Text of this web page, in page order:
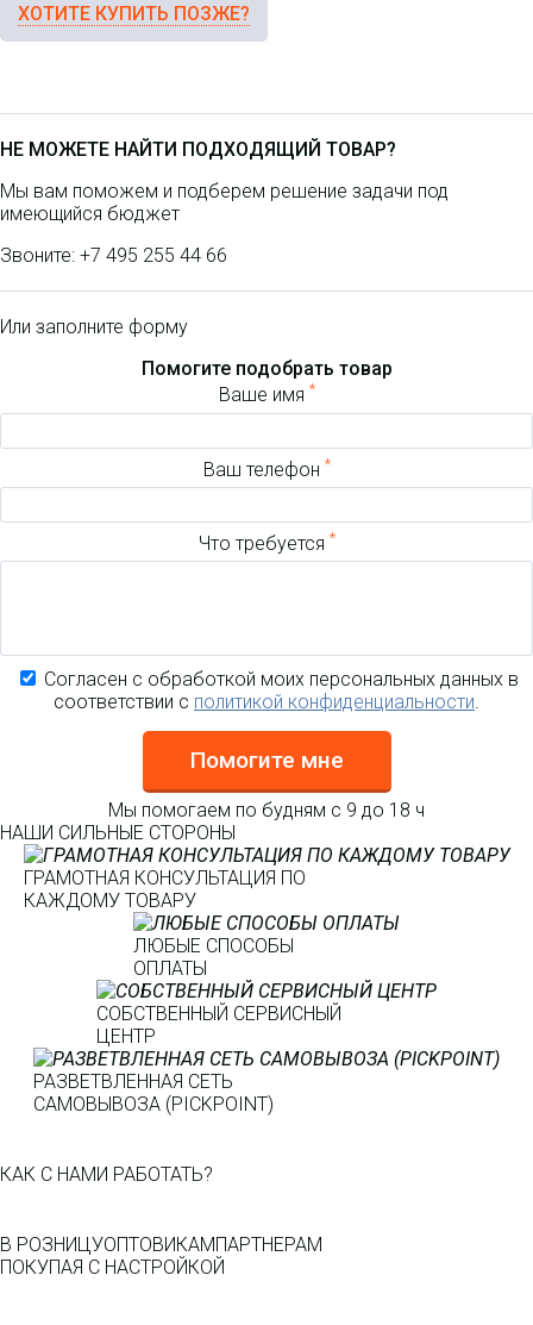
ХОТИТЕ КУПИТЬ ПОЗЖЕ?
НЕ МОЖЕТЕ НАЙТИ ПОДХОДЯЩИЙ ТОВАР?
Мы вам поможем и подберем решение задачи под
имеющийся бюджет
Звоните: +7 495 255 44 66
Или заполните форму
Помогите подобрать товар
Ваше имя *
Ваш телефон *
Что требуется *
Согласен с обработкой моих персональных данных в
соответствии с политикой конфиденциальности.
Помогите мне
Мы помогаем по будням с 9 до 18 ч
НАШИ СИЛЬНЫЕ СТОРОНЫ
ГРАМОТНАЯ КОНСУЛЬТАЦИЯ ПО
КАЖДОМУ ТОВАРУ
ЛЮБЫЕ СПОСОБЫ
ОПЛАТЫ
СОБСТВЕННЫЙ СЕРВИСНЫЙ
ЦЕНТР
РАЗВЕТВЛЕННАЯ СЕТЬ
САМОВЫВОЗА (PICKPOINT)
КАК С НАМИ РАБОТАТЬ?
В РОЗНИЦУОПТОВИКАМ ПАРТНЕРАМ
ПОКУПАЯ С НАСТРОЙКОЙ